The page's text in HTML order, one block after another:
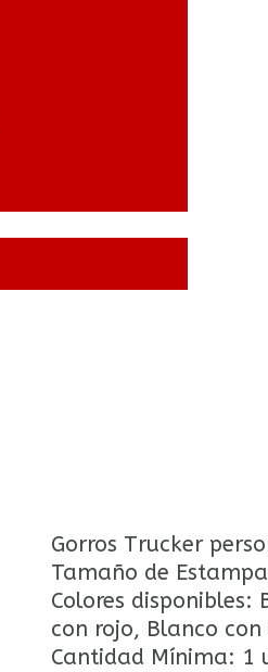
Gorros Trucker
Tamaño de
Colores disponibles:
con rojo, Blanco
Cantidad Mínima: 1